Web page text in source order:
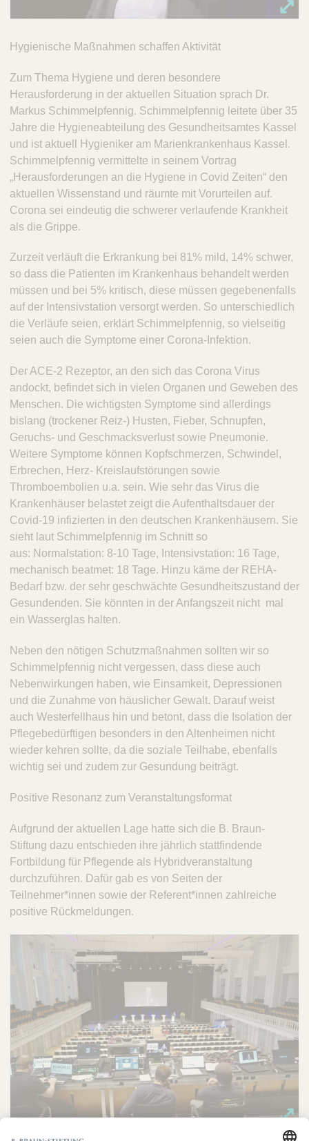
Hygienische Maßnahmen schaffen Aktivität
Zum Thema Hygiene und deren besondere
Herausforderung in der aktuellen Situation sprach Dr.
Markus Schimmelpfennig. Schimmelpfennig leitete über 35
Jahre die Hygieneabteilung des Gesundheitsamtes Kassel
und ist aktuell Hygieniker am Marienkrankenhaus Kassel.
Schimmelpfennig vermittelte in seinem Vortrag
„Herausforderungen an die Hygiene in Covid Zeiten“ den
aktuellen Wissenstand und räumte mit Vorurteilen auf.
Corona sei eindeutig die schwerer verlaufende Krankheit
als die Grippe.
Zurzeit verläuft die Erkrankung bei 81% mild, 14% schwer,
so dass die Patienten im Krankenhaus behandelt werden
müssen und bei 5% kritisch, diese müssen gegebenenfalls
auf der Intensivstation versorgt werden. So unterschiedlich
die Verläufe seien, erklärt Schimmelpfennig, so vielseitig
seien auch die Symptome einer Corona-Infektion.
Der ACE-2 Rezeptor, an den sich das Corona Virus
andockt, befindet sich in vielen Organen und Geweben des
Menschen. Die wichtigsten Symptome sind allerdings
bislang (trockener Reiz-) Husten, Fieber, Schnupfen,
Geruchs- und Geschmacksverlust sowie Pneumonie.
Weitere Symptome können Kopfschmerzen, Schwindel,
Erbrechen, Herz- Kreislaufstörungen sowie
Thromboembolien u.a. sein. Wie sehr das Virus die
Krankenhäuser belastet zeigt die Aufenthaltsdauer der
Covid-19 infizierten in den deutschen Krankenhäusern. Sie
sieht laut Schimmelpfennig im Schnitt so
aus: Normalstation: 8-10 Tage, Intensivstation: 16 Tage,
mechanisch beatmet: 18 Tage. Hinzu käme der REHA-
Bedarf bzw. der sehr geschwächte Gesundheitszustand der
Gesundenden. Sie könnten in der Anfangszeit nicht mal
ein Wasserglas halten.
Neben den nötigen Schutzmaßnahmen sollten wir so
Schimmelpfennig nicht vergessen, dass diese auch
Nebenwirkungen haben, wie Einsamkeit, Depressionen
und die Zunahme von häuslicher Gewalt. Darauf weist
auch Westerfellhaus hin und betont, dass die Isolation der
Pflegebedürftigen besonders in den Altenheimen nicht
wieder kehren sollte, da die soziale Teilhabe, ebenfalls
wichtig sei und zudem zur Gesundung beiträgt.
Positive Resonanz zum Veranstaltungsformat
Aufgrund der aktuellen Lage hatte sich die B. Braun-
Stiftung dazu entschieden ihre jährlich stattfindende
Fortbildung für Pflegende als Hybridveranstaltung
durchzuführen. Dafür gab es von Seiten der
Teilnehmer*innen sowie der Referent*innen zahlreiche
positive Rückmeldungen.